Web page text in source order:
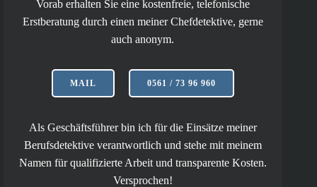
Vorab erhalten Sie eine kostenfreie, telefonische
Erstberatung durch einen meiner Chefdetektive, gerne
auch anonym.
MAIL 0561 / 73 96 960
Als Geschäftsführer bin ich für die Einsätze meiner
Berufsdetektive verantwortlich und stehe mit meinem
Namen für qualifizierte Arbeit und transparente Kosten.
Versprochen!